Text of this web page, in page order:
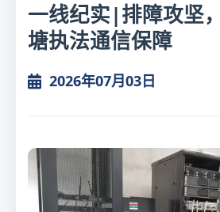
一线纪实|排障攻坚
塘执法通信保障
2026年07月03日